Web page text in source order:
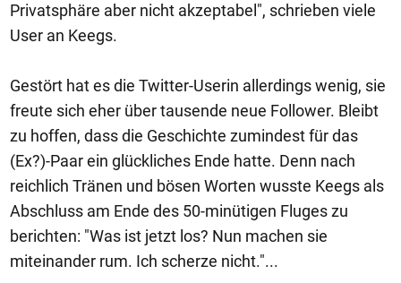
Privatsphäre aber nicht akzeptabel", schrieben viele
User an Keegs.
Gestört hat es die Twitter-Userin allerdings wenig, sie
freute sich eher über tausende neue Follower. Bleibt
zu hoffen, dass die Geschichte zumindest für das
(Ex?)-Paar ein glückliches Ende hatte. Denn nach
reichlich Tränen und bösen Worten wusste Keegs als
Abschluss am Ende des 50-minütigen Fluges zu
berichten: "Was ist jetzt los? Nun machen sie
miteinander rum. Ich scherze nicht."...